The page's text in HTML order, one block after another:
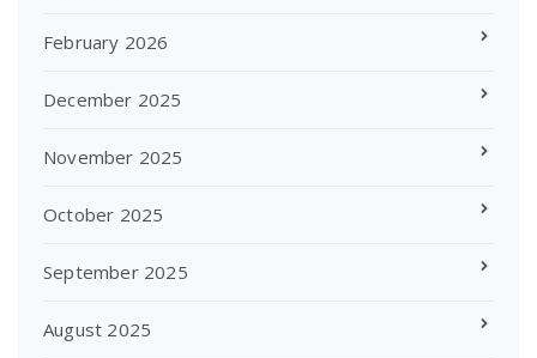
February 2026
December 2025
November 2025
October 2025
September 2025
August 2025